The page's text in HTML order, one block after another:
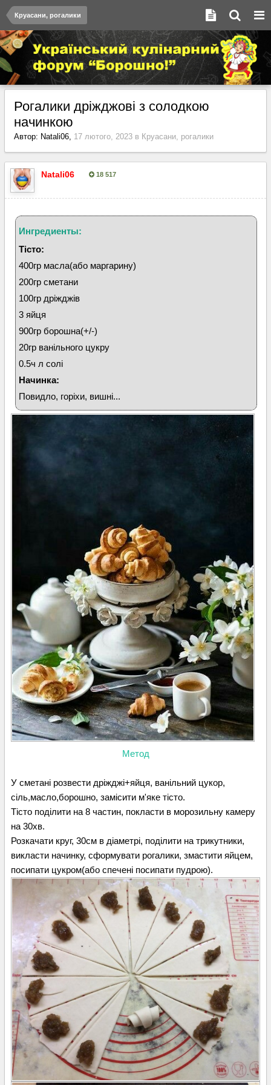
Круасани, рогалики
Рогалики дріжджові з солодкою
начинкою
Автор: Natali06, 17 лютого, 2023 в Круасани, рогалики
Natali06 18 517
Ингредиенты:
Тісто:
400гр масла(або маргарину)
200гр сметани
100гр дріжджів
3 яйця
900гр борошна(+/-)
20гр ванільного цукру
0.5ч л солі
Начинка:
Повидло, горіхи, вишні...
Метод
У сметані розвести дріжджі+яйця, ванільний цукор,
сіль,масло,борошно, замісити м'яке тісто.
Тісто поділити на 8 частин, покласти в морозильну камеру
на 30хв.
Розкачати круг, 30см в діаметрі, поділити на трикутники,
викласти начинку, сформувати рогалики, змастити яйцем,
посипати цукром(або спечені посипати пудрою).